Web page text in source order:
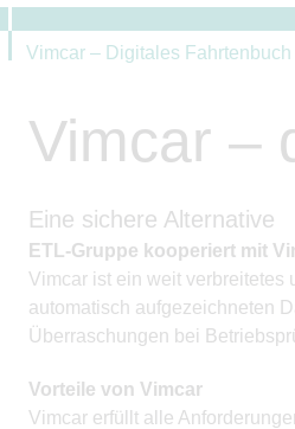
Vimcar – Digitales Fahrtenbuch
Vimcar –
Eine sichere Alternative
ETL-Gruppe kooperiert mit
Vimcar ist ein weit verbreitetes
automatisch aufgezeichneten
Überraschungen bei
Vorteile von Vimcar
Vimcar erfüllt alle